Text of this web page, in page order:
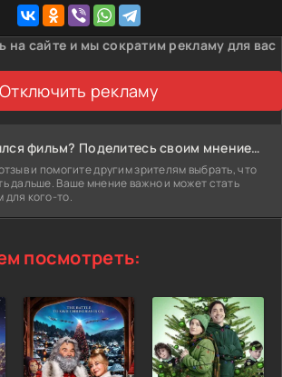
на сайте и мы сократим рекламу для вас
Отключить рекламу
Понравился фильм? Поделитесь своим мнением!
и помогите другим зрителям выбрать, что
дальше. Ваше мнение важно и может стать
кого-то.
посмотреть: